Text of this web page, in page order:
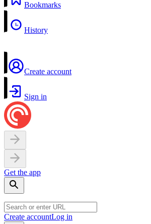
Bookmarks
History
Create account
Sign in
Get the app
Create accountLog in